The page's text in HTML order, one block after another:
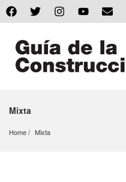
Mixta
Home Mixta